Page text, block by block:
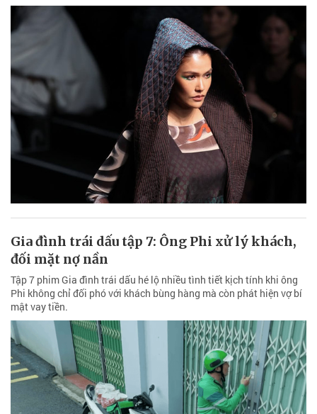
Gia đình trái dấu tập 7: Ông Phi xử lý khách,
đối mặt nợ nần
Tập 7 phim Gia đình trái dấu hé lộ nhiều tình tiết kịch tính khi ông
Phi không chỉ đối phó với khách bùng hàng mà còn phát hiện vợ bí
mật vay tiền.